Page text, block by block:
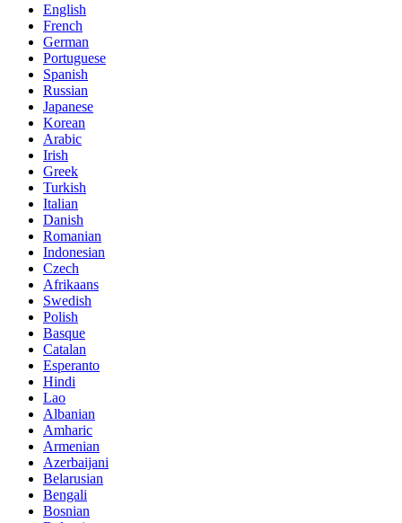
English
French
German
Portuguese
Spanish
Russian
Japanese
Korean
Arabic
Irish
Greek
Turkish
Italian
Danish
Romanian
Indonesian
Czech
Afrikaans
Swedish
Polish
Basque
Catalan
Esperanto
Hindi
Lao
Albanian
Amharic
Armenian
Azerbaijani
Belarusian
Bengali
Bosnian